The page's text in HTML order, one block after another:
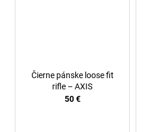
Čierne pánske loose fit
rifle – AXIS
50 €